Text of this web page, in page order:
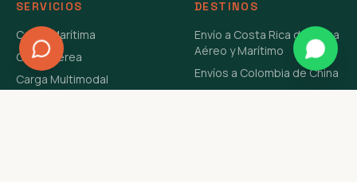
SERVICIOS
Carga Marítima
Carga Aérea
Carga Multimodal
DESTINOS
Envío a Costa Rica de China
Aéreo y Marítimo
Envíos a Colombia de China